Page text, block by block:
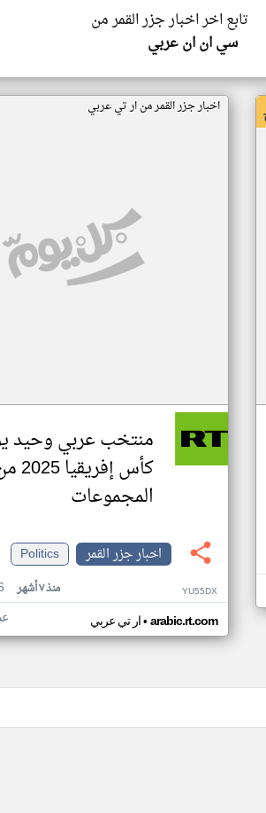
تابع اخر اخبار جزر القمر من
سي ان ان عربي
اخبار جزر القمر من ار تي عربي
منتخب عربي وحيد
كأس
المجموعات
اخبار جزر القمر
Politics
منذ ٧ أشهر YU55DX
ار تي عربي• arabic.rt.com